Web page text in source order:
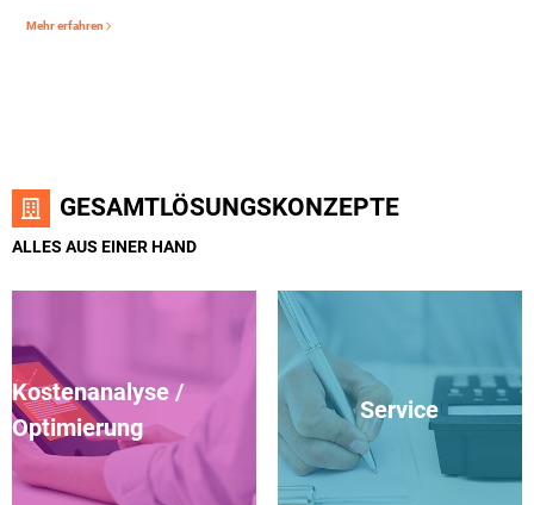
Mehr erfahren
GESAMTLÖSUNGSKONZEPTE
ALLES AUS EINER HAND
Kostenanalyse /
Optimierung
Service